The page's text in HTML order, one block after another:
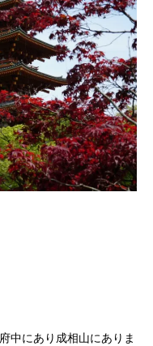
中にあり成相山にありま